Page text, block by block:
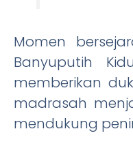
Momen
Banyuputih
memberikan
madrasah
mendukung